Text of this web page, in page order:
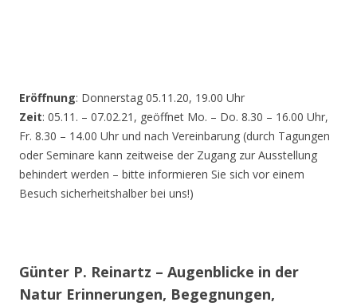
Eröffnung: Donnerstag 05.11.20, 19.00 Uhr
Zeit: 05.11. – 07.02.21, geöffnet Mo. – Do. 8.30 – 16.00 Uhr,
Fr. 8.30 – 14.00 Uhr und nach Vereinbarung (durch Tagungen
oder Seminare kann zeitweise der Zugang zur Ausstellung
behindert werden – bitte informieren Sie sich vor einem
Besuch sicherheitshalber bei uns!)
Günter P. Reinartz – Augenblicke in der
Natur Erinnerungen, Begegnungen,